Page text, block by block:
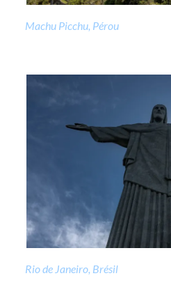
Machu Picchu, Pérou
Rio de Janeiro, Brésil